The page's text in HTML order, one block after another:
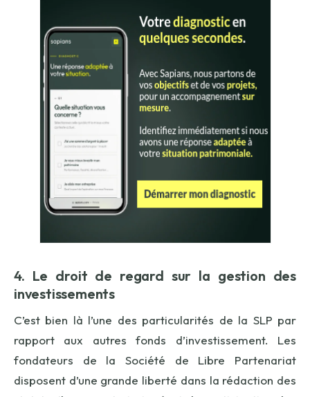
4. Le droit de regard sur la gestion des
investissements
C’est bien là l’une des particularités de la SLP par
rapport aux autres fonds d’investissement. Les
fondateurs de la Société de Libre Partenariat
disposent d’une grande liberté dans la rédaction des